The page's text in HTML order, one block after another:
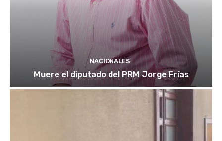
NACIONALES
Muere el diputado del PRM Jorge Frías